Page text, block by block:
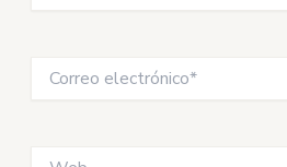
electrónico*